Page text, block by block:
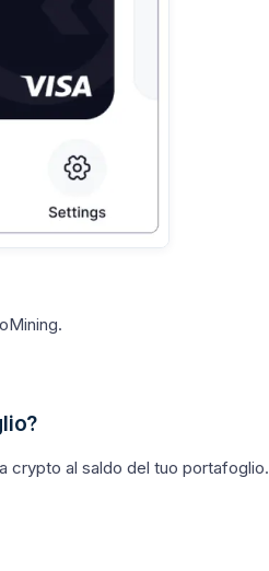
crypto al saldo del tuo portafoglio.